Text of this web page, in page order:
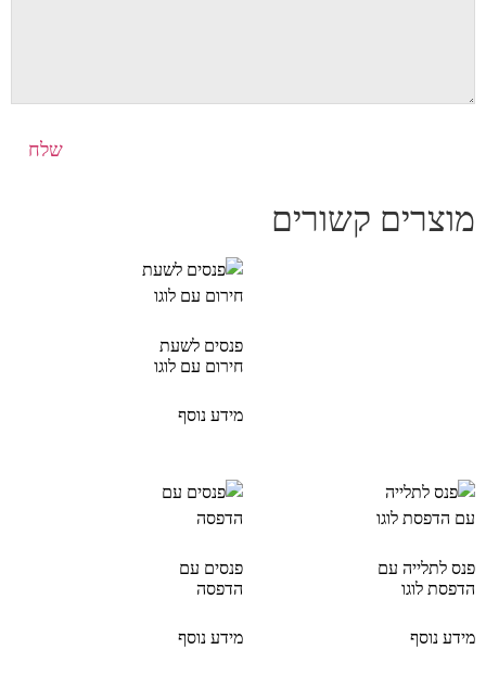
מוצרים קשורים
פנסים לשעת
חירום עם לוגו
מידע נוסף
פנס לתלייה עם
הדפסת לוגו
מידע נוסף
פנסים עם
הדפסה
מידע נוסף